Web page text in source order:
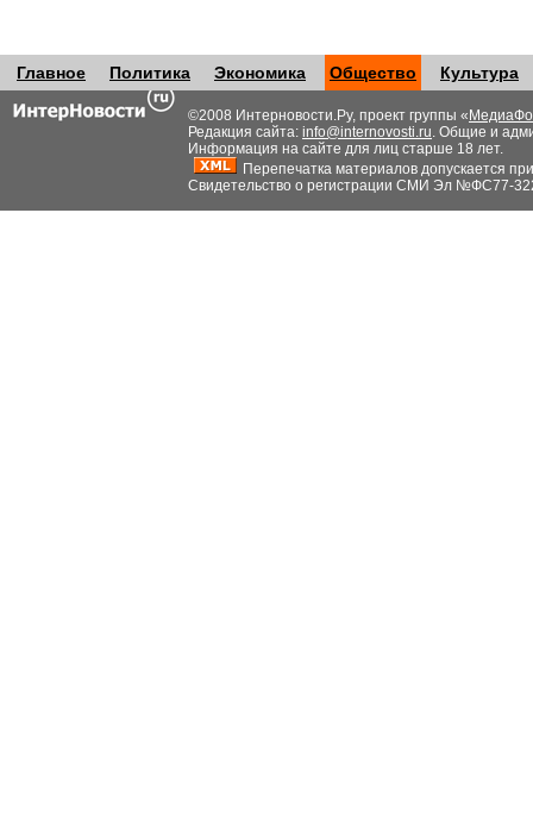
Главное Политика Экономика Общество Культура
©2008 Интерновости.Ру, проект группы «
Редакция сайта: info@internovosti.ru. Общие и
Информация на сайте для лиц старше 18 лет.
Перепечатка материалов допускается
Свидетельство о регистрации СМИ Эл №ФС77-